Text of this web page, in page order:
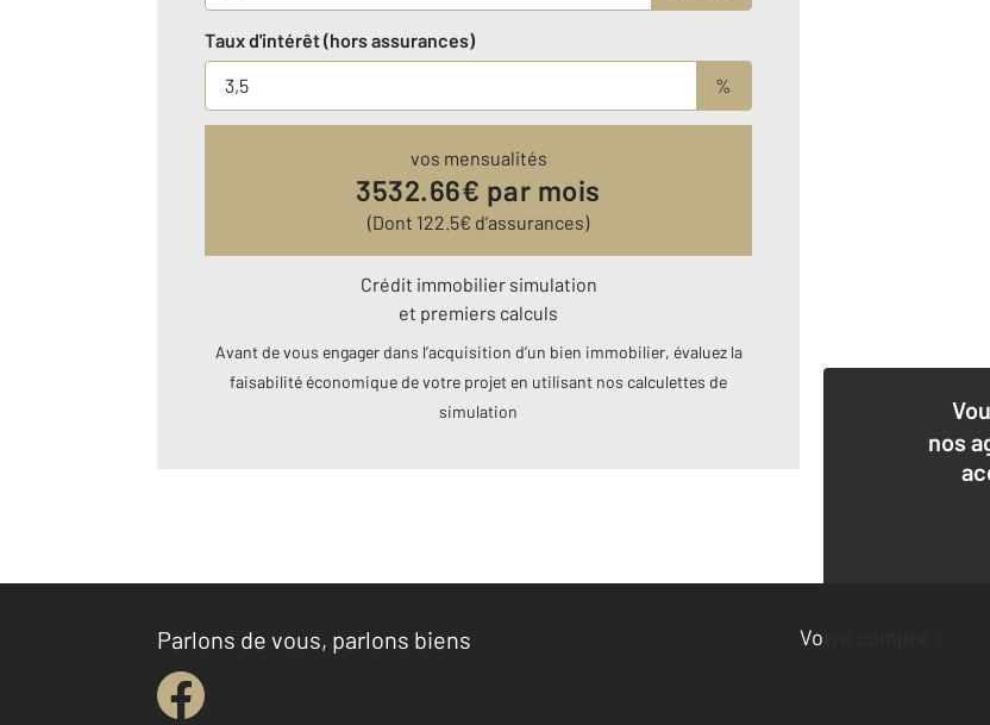
Taux d'intérêt (hors assurances)
%
vos mensualités
3532.66€ par mois
(Dont 122.5€ d’assurances)
Crédit immobilier simulation
et premiers calculs
Avant de vous engager dans l’acquisition d’un bien immobilier, évaluez la
faisabilité économique de votre projet en utilisant nos calculettes de
simulation
nos
Parlons de vous, parlons biens
Votre compte :
Accéder à mon